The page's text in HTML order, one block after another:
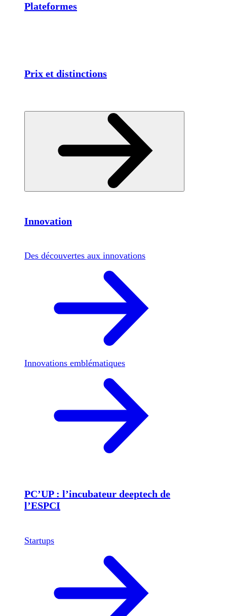
Plateformes
Prix et distinctions
Innovation
Des découvertes aux innovations
Innovations emblématiques
PC’UP : l’incubateur deeptech de
l’ESPCI
Startups